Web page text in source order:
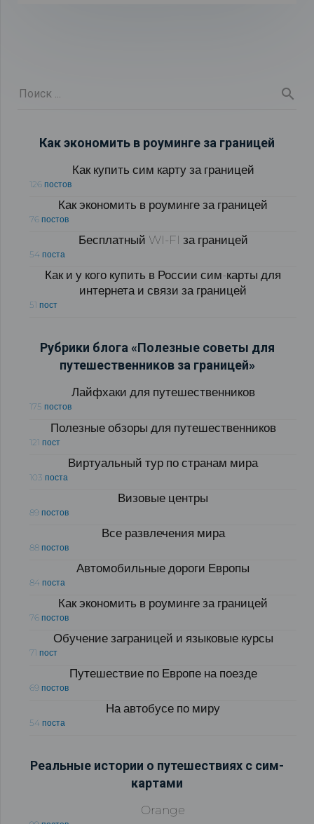
Как экономить в роуминге за границей
Как купить сим карту за границей
126 постов
Как экономить в роуминге за границей
76 постов
Бесплатный WI-FI за границей
54 поста
Как и у кого купить в России сим-карты для
интернета и связи за границей
51 пост
Рубрики блога «Полезные советы для
путешественников за границей»
Лайфхаки для путешественников
175 постов
Полезные обзоры для путешественников
121 пост
Виртуальный тур по странам мира
103 поста
Визовые центры
89 постов
Все развлечения мира
88 постов
Автомобильные дороги Европы
84 поста
Как экономить в роуминге за границей
76 постов
Обучение заграницей и языковые курсы
71 пост
Путешествие по Европе на поезде
69 постов
На автобусе по миру
54 поста
Реальные истории о путешествиях с сим-
картами
Orange